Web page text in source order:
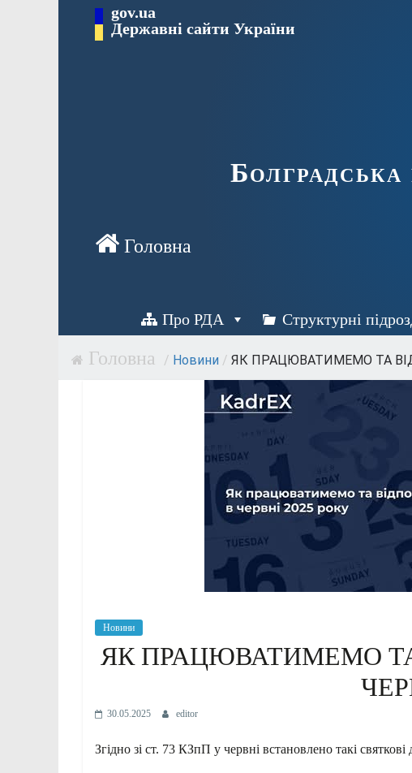
Перейти gov.ua
Державні сайти України
Болградська
Про РДА Структурні
/ Новини / ЯК ПРАЦЮВАТИМЕМО ТА
Новини
ЯК ПРАЦЮВАТИМЕМО
30.05.2025 editor
Згідно зі ст. 73 КЗпП у червні встановлено такі святкові